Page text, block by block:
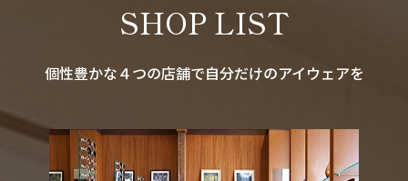
SHOP LIST
個性豊かな４つの店舗で自分だけのアイウェアを